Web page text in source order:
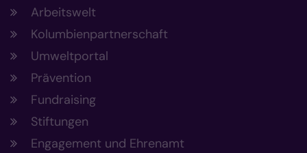
Arbeitswelt
Kolumbienpartnerschaft
Umweltportal
Prävention
Fundraising
Stiftungen
Engagement und Ehrenamt